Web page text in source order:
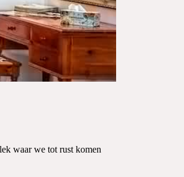
waar we tot rust komen